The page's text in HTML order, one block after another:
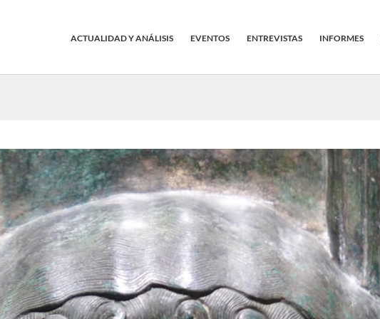
ACTUALIDAD Y ANÁLISIS EVENTOS ENTREVISTAS INFORMES